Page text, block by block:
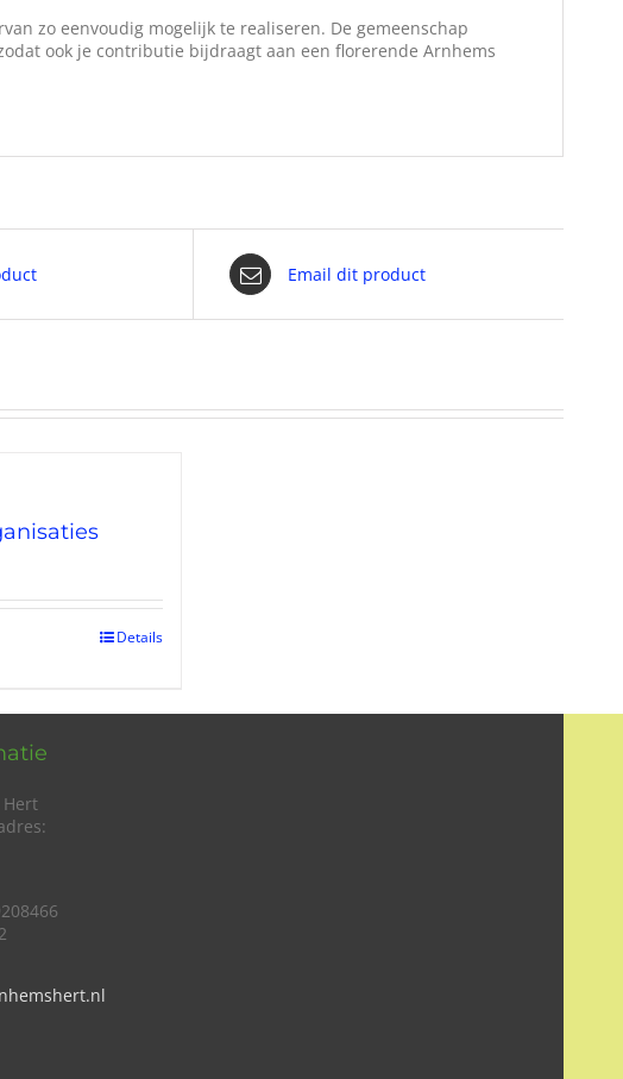
zo eenvoudig mogelijk te realiseren. De gemeenschap
ook je contributie bijdraagt aan een florerende Arnhems
Email dit product
Details